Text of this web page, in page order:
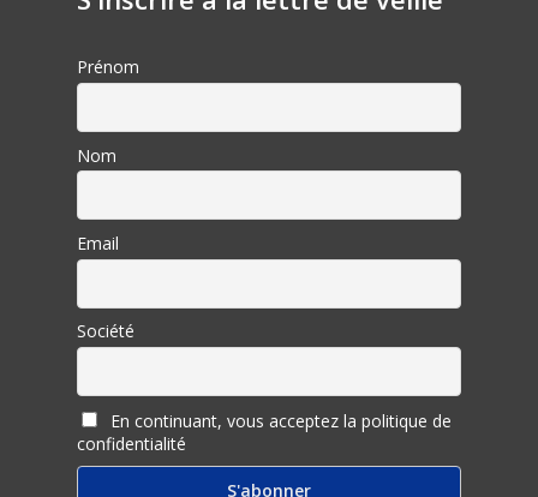
Prénom
Nom
Email
Société
En continuant, vous acceptez la politique de
confidentialité